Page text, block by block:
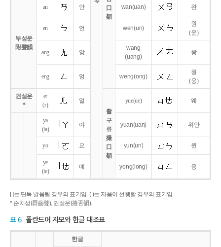
口
類
부성운
附聲韻
an 안 wan(uan) 완
en 언 wen(un)
원
(운)
ang 앙
wang
(uang)
왕
eng 엉 weng(ong)
웡
(웅)
권설운
*
er
(r)
얼
촬
구
류
撮
口
類
yue(ue) 웨
ya
(ia)
야 yuan(uan) 위안
yo 요 yun(un) 윈
ye
(ie)
예 yong(iong) 융
[ ]는 단독 발음될 경우의 표기임. ( )는 자음이 선행할 경우의 표기임.
* 순치성(脣齒聲), 권설운(捲舌韻).
표 6 폴란드어 자모와 한글 대조표
한글